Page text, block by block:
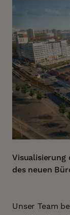
des neuen
Unser Team